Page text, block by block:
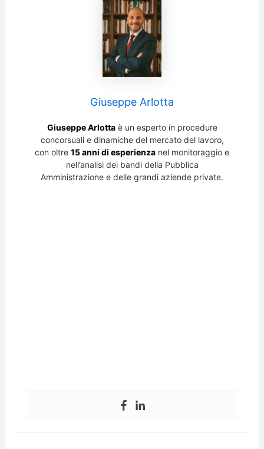
Giuseppe Arlotta
Giuseppe Arlottaè un esperto in procedure
concorsuali e dinamiche del mercato del lavoro,
con oltre 15 anni di esperienza nel monitoraggio e
nell’analisi dei bandi della Pubblica
Amministrazione e delle grandi aziende private.